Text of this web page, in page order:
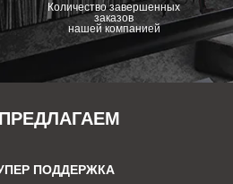
Количество завершенных
заказов
нашей компанией
ПОДДЕРЖКА